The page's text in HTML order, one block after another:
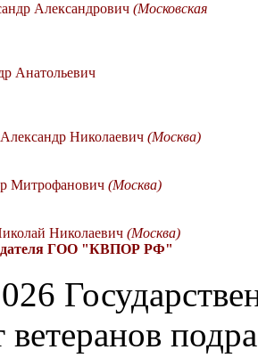
Александрович (Московская
Анатольевич
Александр Николаевич (Москва)
Митрофанович (Москва)
Николаевич (Москва)
ГОО "КВПОР РФ"